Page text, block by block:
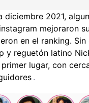
diciembre 2021,
mejoraron
en el ranking. Sin
y reguetón latino
lugar, con
.